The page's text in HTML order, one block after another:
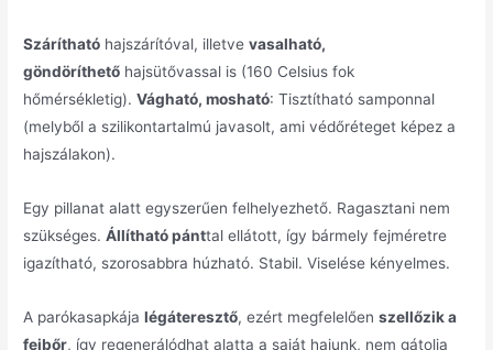
Szárítható hajszárítóval, illetvevasalható,
göndöríthető hajsütővassal is (160 Celsius fok
hőmérsékletig).Vágható, mosható: Tisztítható samponnal
(melyből a szilikontartalmú javasolt, ami védőréteget képez a
hajszálakon).
Egy pillanat alatt egyszerűen felhelyezhető. Ragasztani nem
szükséges.Állítható pánttal ellátott, így bármely fejméretre
igazítható, szorosabbra húzható. Stabil. Viselése kényelmes.
A parókasapkájalégáteresztő, ezért megfelelőenszellőzik a
fejbőr, így regenerálódhat alatta a saját hajunk, nem gátolja